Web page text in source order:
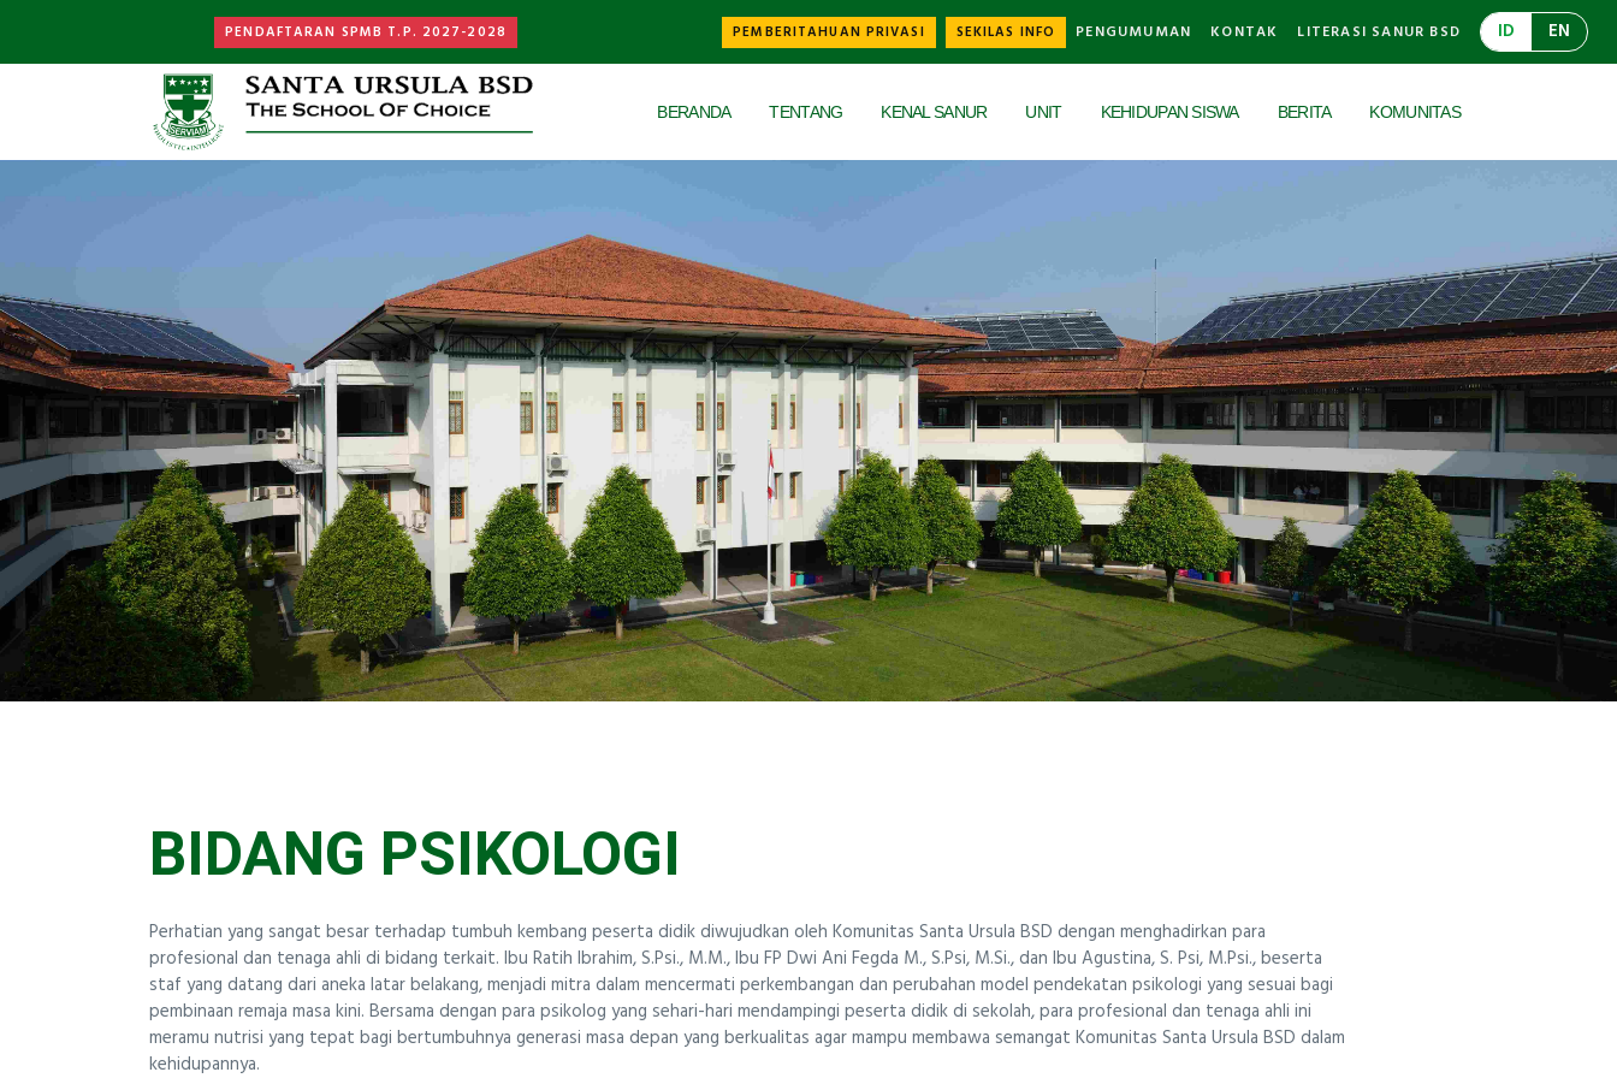
PENDAFTARAN SPMB T.P. 2027-2028 PEMBERITAHUAN PRIVASI SEKILAS INFO PENGUMUMAN KONTAK LITERASI SANUR BSD ID EN
BERANDA TENTANG KENAL SANUR UNIT KEHIDUPAN SISWA BERITA KOMUNITAS
Santa Ursula BSD
BIDANG PSIKOLOGI
Perhatian yang sangat besar terhadap tumbuh kembang peserta didik diwujudkan oleh Komunitas Santa Ursula BSD dengan menghadirkan para
profesional dan tenaga ahli di bidang terkait. Ibu Ratih Ibrahim, S.Psi., M.M., Ibu FP Dwi Ani Fegda M., S.Psi, M.Si., dan Ibu Agustina, S. Psi, M.Psi., beserta
staf yang datang dari aneka latar belakang, menjadi mitra dalam mencermati perkembangan dan perubahan model pendekatan psikologi yang sesuai bagi
pembinaan remaja masa kini. Bersama dengan para psikolog yang sehari-hari mendampingi peserta didik di sekolah, para profesional dan tenaga ahli ini
meramu nutrisi yang tepat bagi bertumbuhnya generasi masa depan yang berkualitas agar mampu membawa semangat Komunitas Santa Ursula BSD dalam
kehidupannya.